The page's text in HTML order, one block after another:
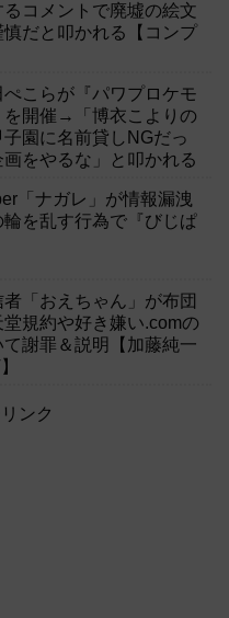
コメントで廃墟の絵文
慎だと叩かれる【コンプ
ぺこらが『パワプロケモ
を開催→「博衣こよりの
園に名前貸しNGだっ
をやるな」と叩かれる
「ナガレ」が情報漏洩
を乱す行為で『びじぱ
者「おえちゃん」が布団
規約や好き嫌い.comの
謝罪＆説明【加藤純一
ンク